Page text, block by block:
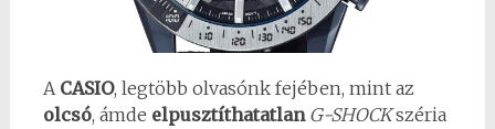
A CASIO, legtöbb olvasónk fejében, mint az
olcsó, ámde elpusztíthatatlan G-SHOCKszéria